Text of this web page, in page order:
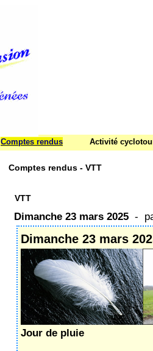
Comptes rendus
Activité
Comptes rendus - VTT
VTT
Dimanche 23 mars 2025 -
Dimanche 23 mars
Jour de pluie